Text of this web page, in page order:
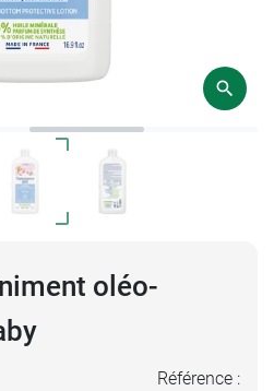
oléo-
Référence :